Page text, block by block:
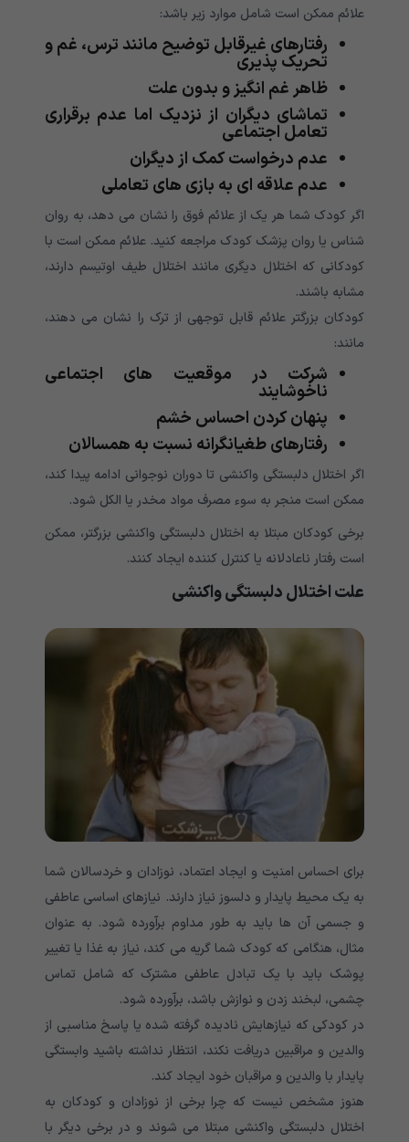
علائم ممکن است شامل موارد زیر باشد:
رفتارهای غیرقابل توضیح مانند ترس، غم و
تحریک پذیری
ظاهر غم انگیز و بدون علت
تماشای دیگران از نزدیک اما عدم برقراری
تعامل اجتماعی
عدم درخواست کمک از دیگران
عدم علاقه ای به بازی های تعاملی
اگر کودک شما هر یک از علائم فوق را نشان می دهد، به روان
شناس یا روان پزشک کودک مراجعه کنید. علائم ممکن است با
کودکانی که اختلال دیگری مانند اختلال طیف اوتیسم دارند،
مشابه باشند.
کودکان بزرگتر علائم قابل توجهی از ترک را نشان می دهند،
مانند:
شرکت در موقعیت های اجتماعی
ناخوشایند
پنهان کردن احساس خشم
رفتارهای طغیانگرانه نسبت به همسالان
اگر اختلال دلبستگی واکنشی تا دوران نوجوانی ادامه پیدا کند،
ممکن است منجر به سوء مصرف مواد مخدر یا الکل شود.
برخی کودکان مبتلا به اختلال دلبستگی واکنشی بزرگتر، ممکن
است رفتار ناعادلانه یا کنترل کننده ایجاد کنند.
علت اختلال دلبستگی واکنشی
برای احساس امنیت و ایجاد اعتماد، نوزادان و خردسالان شما
به یک محیط پایدار و دلسوز نیاز دارند. نیازهای اساسی عاطفی
و جسمی آن ها باید به طور مداوم برآورده شود. به عنوان
مثال، هنگامی که کودک شما گریه می کند، نیاز به غذا یا تغییر
پوشک باید با یک تبادل عاطفی مشترک که شامل تماس
چشمی، لبخند زدن و نوازش باشد، برآورده شود.
در کودکی که نیازهایش نادیده گرفته شده یا پاسخ مناسبی از
والدین و مراقبین دریافت نکند، انتظار نداشته باشید وابستگی
پایدار با والدین و مراقبان خود ایجاد کند.
هنوز مشخص نیست که چرا برخی از نوزادان و کودکان به
اختلال دلبستگی واکنشی مبتلا می شوند و در برخی دیگر با